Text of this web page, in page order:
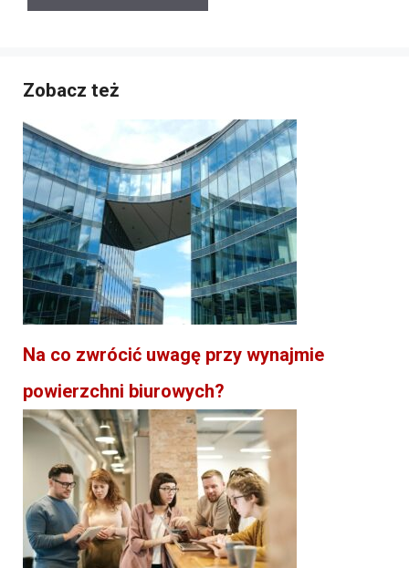
Zobacz też
Na co zwrócić uwagę przy wynajmie
powierzchni biurowych?